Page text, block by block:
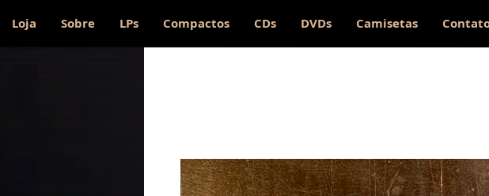
Loja Sobre LPs Compactos CDs DVDs Camisetas